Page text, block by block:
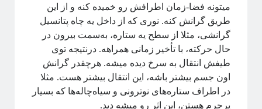
میتونه فضا-زمان اطرافش رو خمیده کنه و از این
طریق گرانش کنه. نوری که از داخل یه چاه پتانسیل
گرانشی، مثلا از سطح یه ستاره، به‌سمت بیرون در
حال حرکته، با تأخیر زمانی همراهه. درنتیجه توی
طیفش انتقال به سرخ دیده میشه. هرچقدر گرانش
اون جسم بیشتر باشه، این انتقال بیشتر هست. مثلا
در اطراف ستاره‌های نوترونی و سیاه‌چاله‌ها که بسیار
پرجرم هستن، این اثر رو میشه دید.